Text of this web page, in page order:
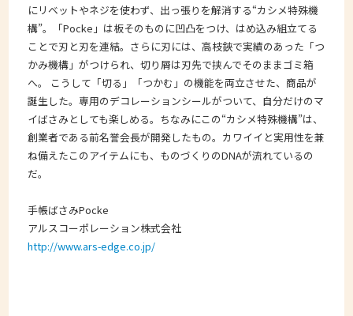
にリベットやネジを使わず、出っ張りを解消する“カシメ特殊機
構”。「Pocke」は板そのものに凹凸をつけ、はめ込み組立てる
ことで刃と刃を連結。さらに刃には、高枝鋏で実績のあった「つ
かみ機構」がつけられ、切り屑は刃先で挟んでそのままゴミ箱
へ。 こうして「切る」「つかむ」の機能を両立させた、商品が
誕生した。専用のデコレーションシールがついて、自分だけのマ
イばさみとしても楽しめる。ちなみにこの“カシメ特殊機構”は、
創業者である前名誉会長が開発したもの。カワイイと実用性を兼
ね備えたこのアイテムにも、ものづくりのDNAが流れているの
だ。
手帳ばさみPocke
アルスコーポレーション株式会社
http://www.ars-edge.co.jp/